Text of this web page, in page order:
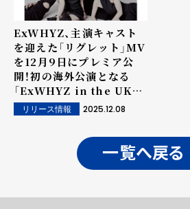
ExWHYZ、主演キャスト
を迎えた「リグレット」MV
を12月9日にプレミア公
開！初の海外公演となる
「ExWHYZ in the UK
Tour」楽屋訪問特典付き
ツアーパック募集開始！！
リリース情報 2025.12.08
一覧へ戻る